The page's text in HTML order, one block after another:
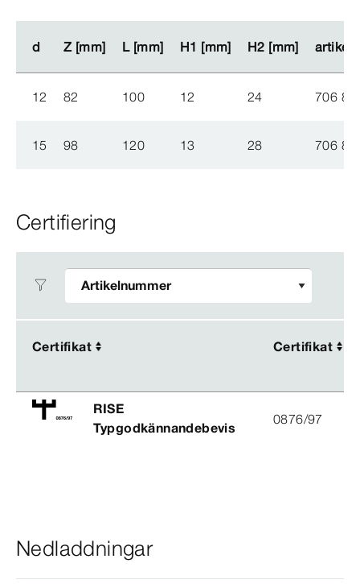
d Z [mm] L [mm] H1 [mm] H2 [mm] artikel
d Z [mm] L [mm] H1 [mm] H2 [mm] artikel
12 82 100 12 24 706
15 98 120 13 28 706
Certifiering
Certifikat Certifikat
Certifikat Certifikat
RISE
Typgodkännandebevis
0876/97
Nedladdningar